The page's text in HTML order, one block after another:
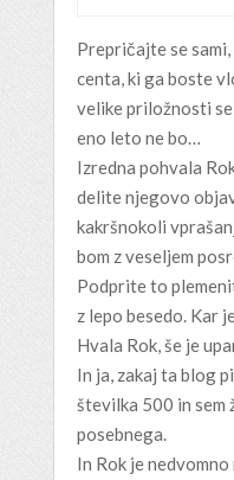
Prepričajte se
centa, ki ga boste
velike priložnosti se
eno leto ne bo…
Izredna pohvala
delite njegovo
kakršnokoli
bom z veseljem
Podprite to
z lepo besedo. Kar
Hvala Rok, še je
In ja, zakaj ta blog
številka 500 in sem
posebnega.
In Rok je